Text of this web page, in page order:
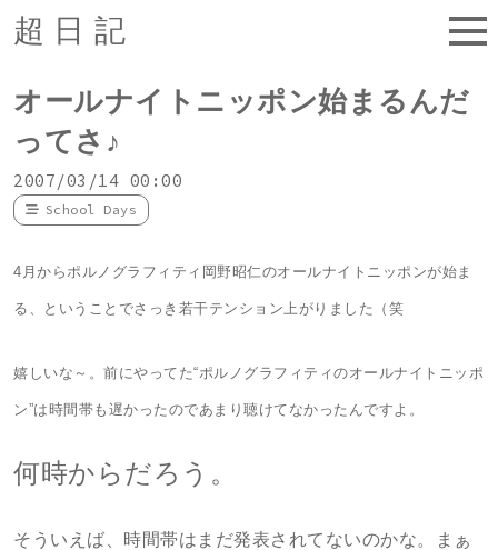
超日記
オールナイトニッポン始まるんだ
ってさ♪
2007/03/14 00:00
School Days
4月からポルノグラフィティ岡野昭仁のオールナイトニッポンが始ま
る、ということでさっき若干テンション上がりました（笑
嬉しいな～。前にやってた“ポルノグラフィティのオールナイトニッポ
ン”は時間帯も遅かったのであまり聴けてなかったんですよ。
何時からだろう。
そういえば、時間帯はまだ発表されてないのかな。まぁ